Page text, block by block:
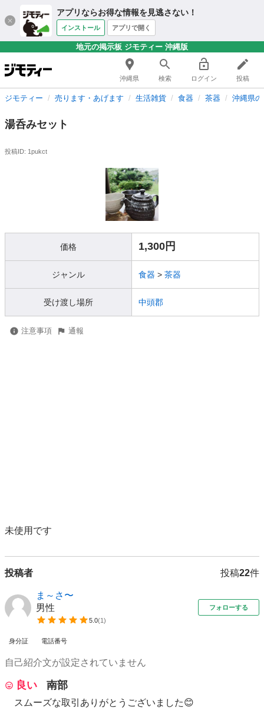
アプリならお得な情報を見逃さない！
インストール アプリで開く
地元の掲示板 ジモティー 沖縄版
沖縄県 検索 ログイン 投稿
ジモティー 売ります・あげます 生活雑貨 食器 茶器 沖縄県
湯呑みセット
投稿ID: 1pukct
価格 1,300円
ジャンル 食器 > 茶器
受け渡し場所 中頭郡
注意事項 通報
未使用です
投稿者 投稿22件
ま～さ〜
男性
5.0(1)
フォローする
身分証 電話番号
自己紹介文が設定されていません
良い 南部
スムーズな取引ありがとうございました😊